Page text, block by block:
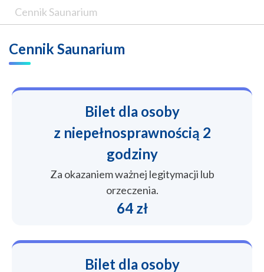
Cennik Saunarium
Cennik Saunarium
Bilet dla osoby
z niepełnosprawnością 2
godziny
Za okazaniem ważnej legitymacji lub
orzeczenia.
64 zł
Bilet dla osoby